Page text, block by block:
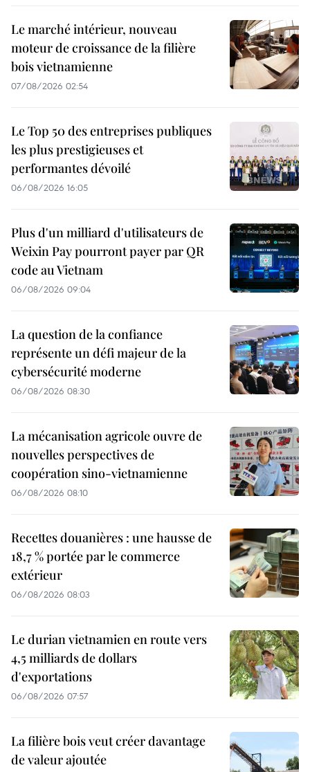
Le marché intérieur, nouveau
moteur de croissance de la filière
bois vietnamienne
07/08/2026 02:54
Le Top 50 des entreprises publiques
les plus prestigieuses et
performantes dévoilé
06/08/2026 16:05
Plus d'un milliard d'utilisateurs de
Weixin Pay pourront payer par QR
code au Vietnam
06/08/2026 09:04
La question de la confiance
représente un défi majeur de la
cybersécurité moderne
06/08/2026 08:30
La mécanisation agricole ouvre de
nouvelles perspectives de
coopération sino-vietnamienne
06/08/2026 08:10
Recettes douanières : une hausse de
18,7 % portée par le commerce
extérieur
06/08/2026 08:03
Le durian vietnamien en route vers
4,5 milliards de dollars
d'exportations
06/08/2026 07:57
La filière bois veut créer davantage
de valeur ajoutée